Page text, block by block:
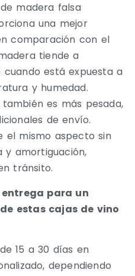
madera falsa
una mejor
comparación con el
tiende a
está expuesta a
y humedad.
es más pesada,
de envío.
el mismo aspecto sin
y amortiguación,
tránsito.
entrega para un
estas cajas de vino
15 a 30 días en
dependiendo